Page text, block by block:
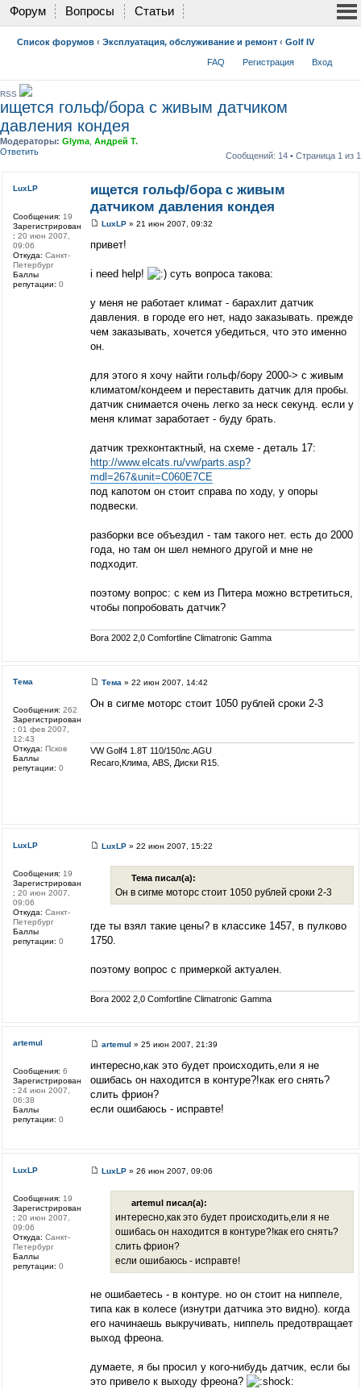
Форум Вопросы Статьи
Список форумов ‹ Эксплуатация, обслуживание и ремонт ‹ Golf IV
FAQ Регистрация Вход
RSS
ищется гольф/бора с живым датчиком
давления кондея
Модераторы: Glyma Андрей Т.
Ответить
Сообщений: 14 • Страница 1 из 1
ищется гольф/бора с живым
датчиком давления кондея
LuxLP» 21 июн 2007, 09:32
привет!
i need help! суть вопроса такова:
у меня не работает климат - барахлит датчик
давления. в городе его нет, надо заказывать. прежде
чем заказывать, хочется убедиться, что это именно
он.
для этого я хочу найти гольф/бору 2000-> с живым
климатом/кондеем и переставить датчик для пробы.
датчик снимается очень легко за неск секунд. если у
меня климат заработает - буду брать.
датчик трехконтактный, на схеме - деталь 17:
http://www.elcats.ru/vw/parts.asp?
mdl=267&unit=C060E7CE
под капотом он стоит справа по ходу, у опоры
подвески.
разборки все объездил - там такого нет. есть до 2000
года, но там он шел немного другой и мне не
подходит.
поэтому вопрос: с кем из Питера можно встретиться,
чтобы попробовать датчик?
Bora 2002 2,0 Comfortline Climatronic Gamma
LuxLP
Сообщения: 19
Зарегистрирован
: 20 июн 2007,
09:06
Откуда: Санкт-
Петербург
Баллы
репутации: 0
Тема» 22 июн 2007, 14:42
Он в сигме моторс стоит 1050 рублей сроки 2-3
VW Golf4 1.8T 110/150лс.AGU
Recaro,Клима, ABS, Диски R15.
Тема
Сообщения: 262
Зарегистрирован
: 01 фев 2007,
12:43
Откуда: Псков
Баллы
репутации: 0
LuxLP» 22 июн 2007, 15:22
Тема писал(а):
Он в сигме моторс стоит 1050 рублей сроки 2-3
где ты взял такие цены? в классике 1457, в пулково
1750.
поэтому вопрос с примеркой актуален.
Bora 2002 2,0 Comfortline Climatronic Gamma
LuxLP
Сообщения: 19
Зарегистрирован
: 20 июн 2007,
09:06
Откуда: Санкт-
Петербург
Баллы
репутации: 0
artemul » 25 июн 2007, 21:39
интересно,как это будет происходить,ели я не
ошибась он находится в контуре?!как его снять?
слить фрион?
если ошибаюсь - исправте!
artemul
Сообщения: 6
Зарегистрирован
: 24 июн 2007,
06:38
Баллы
репутации: 0
LuxLP» 26 июн 2007, 09:06
artemul писал(а):
интересно,как это будет происходить,ели я не
ошибась он находится в контуре?!как его снять?
слить фрион?
если ошибаюсь - исправте!
не ошибаетесь - в контуре. но он стоит на ниппеле,
типа как в колесе (изнутри датчика это видно). когда
его начинаешь выкручивать, ниппель предотвращает
выход фреона.
думаете, я бы просил у кого-нибудь датчик, если бы
это привело к выходу фреона?
LuxLP
Сообщения: 19
Зарегистрирован
: 20 июн 2007,
09:06
Откуда: Санкт-
Петербург
Баллы
репутации: 0